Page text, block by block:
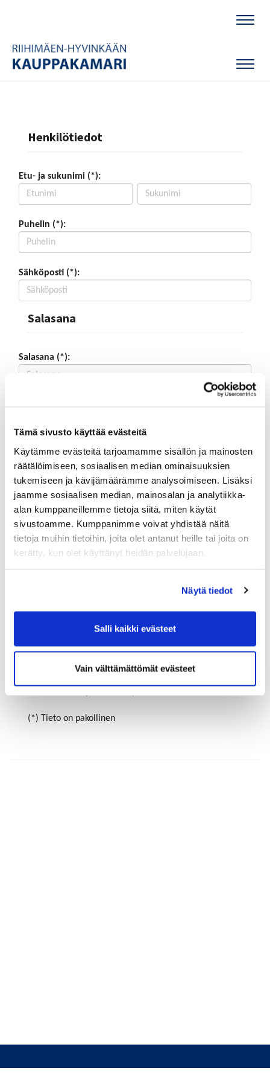
Tämä sivusto käyttää evästeitä
Käytämme evästeitä tarjoamamme sisällön ja mainosten
räätälöimiseen, sosiaalisen median ominaisuuksien
tukemiseen ja kävijämäärämme analysoimiseen. Lisäksi
jaamme sosiaalisen median, mainosalan ja analytiikka-
alan kumppaneillemme tietoja siitä, miten käytät
sivustoamme. Kumppanimme voivat yhdistää näitä
tietoja muihin tietoihin, joita olet antanut heille tai joita on
kerätty, kun olet käyttänyt heidän palvelujaan.
Näytä tiedot
Salli kaikki evästeet
Vain välttämättömät evästeet
Henkilötiedot
Etu- ja sukunimi (*):
Puhelin (*):
Sähköposti (*):
Salasana
Salasana (*):
Yhteystiedot
Katuosoite (*):
Rekisteröidy
Haluan tilata Riihimäen-Hyvinkää kauppakamari
(*) Tieto on pakollinen